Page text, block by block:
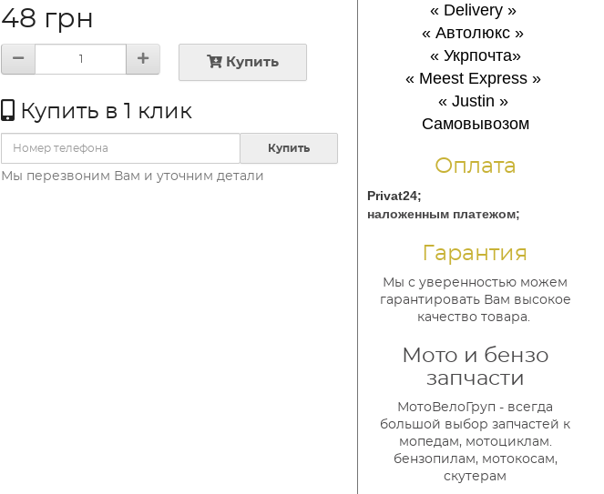
48 грн
Купить
Купить в 1 клик
Купить
Мы перезвоним Вам и уточним детали
« Delivery »
« Автолюкс»
« Укрпочта»
« Meest Express »
« Justin »
Самовывозом
Оплата
Privat24;
наложенным платежом;
Гарантия
Мы с уверенностью можем
гарантировать Вам высокое
качество товара.
Мото и бензо
запчасти
МотоВелоГруп - всегда
большой выбор запчастей к
мопедам, мотоциклам.
бензопилам, мотокосам,
скутерам